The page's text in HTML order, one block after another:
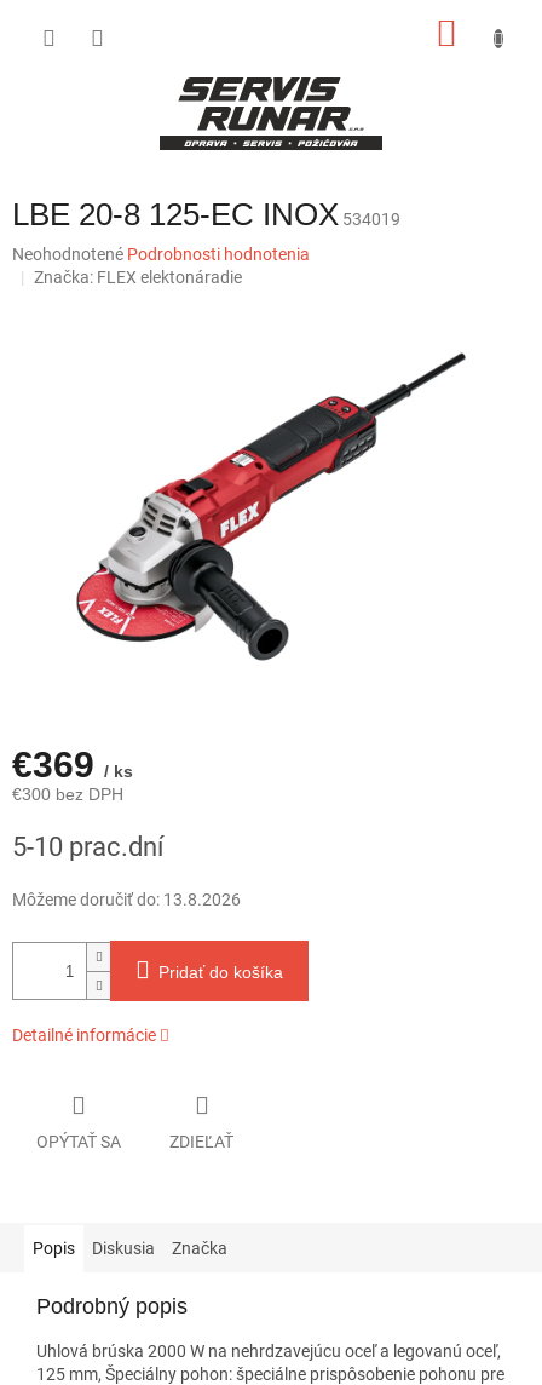
LBE 20-8 125-EC INOX 534019
Priemerné
hodnotenie
Neohodnotené Podrobnosti hodnotenia
Značka: FLEX elektonáradie
€369 / ks
€300 bez DPH
cena:
5-10 prac.dní
Môžeme doručiť do: 13.8.2026
Pridať do košíka
Detailné informácie
OPÝTAŤ SA ZDIEĽAŤ
Popis Diskusia Značka
Podrobný popis
Uhlová brúska 2000 W na nehrdzavejúcu oceľ a legovanú oceľ,
125 mm, Špeciálny pohon: špeciálne prispôsobenie pohonu pre